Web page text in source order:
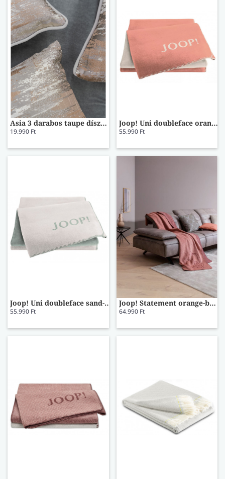
Asia 3 darabos taupe díszpárna szett 5403
19.990 Ft
Joop! Uni doubleface orange-natur pléd
55.990 Ft
Joop! Uni doubleface sand-jade pléd
55.990 Ft
Joop! Statement orange-bordeaux pléd
64.990 Ft